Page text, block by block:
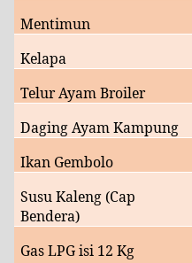
Mentimun
Kelapa
Telur Ayam Broiler
Daging Ayam Kampung
Ikan Gembolo
Susu Kaleng (Cap
Bendera)
Gas LPG isi 12 Kg